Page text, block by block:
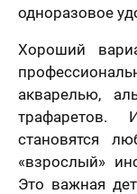
одноразовое
Хороший
акварелью,
трафаретов.
становятся
«взрослый»
Это важная